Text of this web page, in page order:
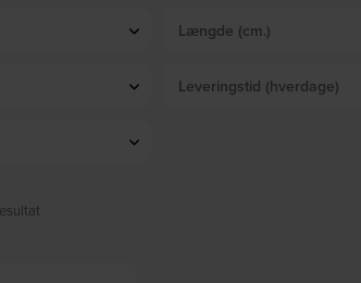
Længde (cm.)
Leveringstid (hverdage)